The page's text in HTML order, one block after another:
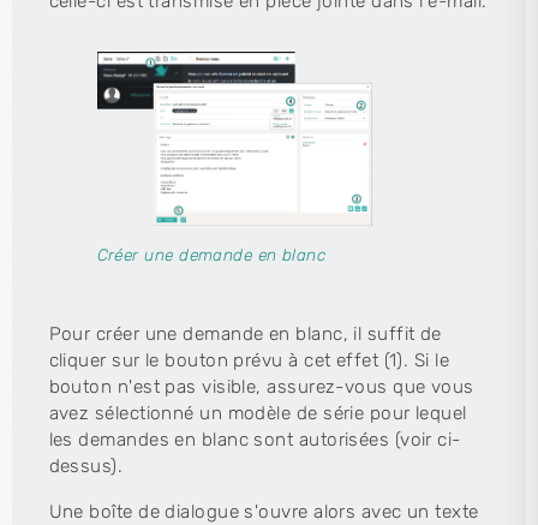
Créer une demande en blanc
Pour créer une demande en blanc, il suffit de
cliquer sur le bouton prévu à cet effet (1). Si le
bouton n'est pas visible, assurez-vous que vous
avez sélectionné un modèle de série pour lequel
les demandes en blanc sont autorisées (voir ci-
dessus).
Une boîte de dialogue s'ouvre alors avec un texte